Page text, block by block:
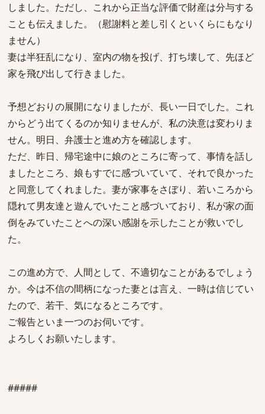
しました。ただし、これから正当な評価で財産は分与する
ことも伝えました。（慰謝料と差し引くといくらにもなり
ません）
妻は半狂乱になり、室内の物を投げ、打ち壊して、先ほど
家を飛び出して行きました。
予想どおりの展開になりましたが、長い一日でした。これ
からどう出てくるのか知りませんが、私の決意は変わりま
せん。明日、弁護士と進め方を確認します。
ただ、昨日、帰宅途中に娘のところに寄って、事情を話し
ましたところ、娘もすでに感づいていて、それで良かった
と同意してくれました。妻が家事をさぼり、若いころから
隠れて男友達と遊んでいたこと感づいており、私が家の面
倒をみていたことへの深い感謝を示したことが救いでし
た。
この進め方で、人間として、不適切なことがあるでしょう
か。今は不信の間柄になった妻とは言え、一時は信じてい
たので、若干、気になるところです。
ご報告といま一つのお伺いです。
よろしくお願いたします。
#####